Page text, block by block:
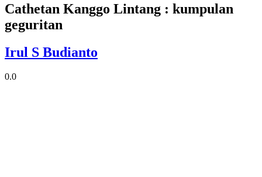
Cathetan Kanggo Lintang : kumpulan
geguritan
Irul S Budianto
0.0